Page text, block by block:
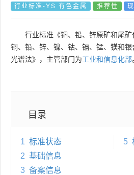
行业标准-YS 有色金属 推荐性
行业标准《铜、铅、锌原矿和尾矿
铜、铅、锌、镍、钴、镉、锰、镁和
光谱法》，主管部门为工业和信息化部
目录
1 标准状态
2 基础信息
3 备案信息
5